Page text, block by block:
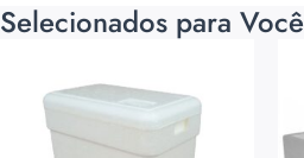
Selecionados para Você